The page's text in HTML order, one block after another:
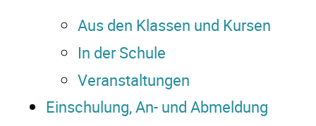
Aus den Klassen und Kursen
In der Schule
Veranstaltungen
Einschulung, An- und Abmeldung